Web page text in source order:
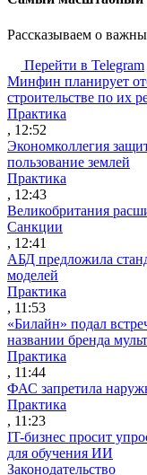
Рассказываем о
Перейти в Telegram
Минфин планирует
строительстве по их
Практика
, 12:52
Экономколлегия
пользование землей
Практика
, 12:43
Великобритания
Санкции
, 12:41
АБД предложила
моделей
Практика
, 11:53
«Билайн» подал
названии бренда
Практика
, 11:44
ФАС запретила
Практика
, 11:23
IT-бизнес просит
для обучения ИИ
Законодательство